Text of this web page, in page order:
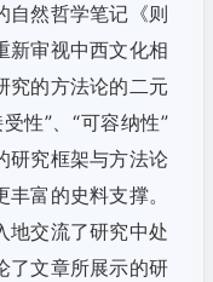
自然哲学笔记《则
新审视中西文化相
究的方法论的二元
性”、“可容纳性”
研究框架与方法论
富的史料支撑。
地交流了研究中处
了文章所展示的研